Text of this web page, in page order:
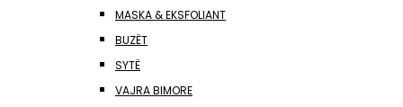
MASKA & EKSFOLIANT
BUZËT
SYTË
VAJRA BIMORE